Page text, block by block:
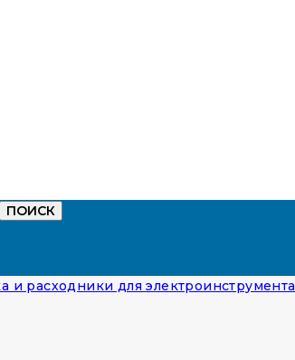
ПОИСК
и расходники для электроинструмента